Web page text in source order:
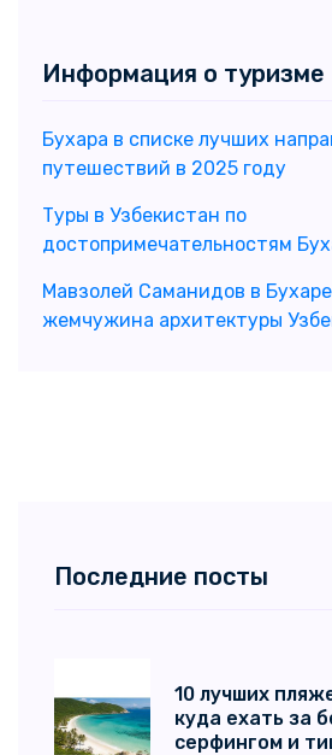
Информация о туризме
Бухара в списке лучших
путешествий в 2025 году
Туры в Узбекистан по
достопримечательностям
Мавзолей Саманидов в
жемчужина архитектуры
Последние посты
10 лучших
куда ехать за
серфингом и